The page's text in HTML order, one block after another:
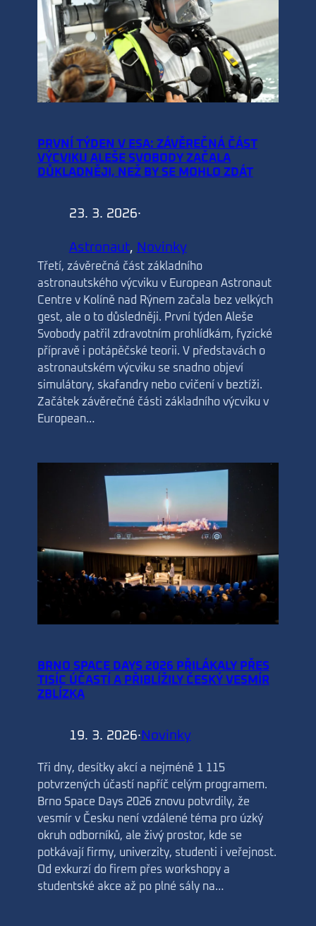
PRVNÍ TÝDEN V ESA: ZÁVĚREČNÁ ČÁST
VÝCVIKU ALEŠE SVOBODY ZAČALA
DŮKLADNĚJI, NEŽ BY SE MOHLO ZDÁT
23. 3. 2026·
Astronaut, Novinky
Třetí, závěrečná část základního
astronautského výcviku v European Astronaut
Centre v Kolíně nad Rýnem začala bez velkých
gest, ale o to důsledněji. První týden Aleše
Svobody patřil zdravotním prohlídkám, fyzické
přípravě i potápěčské teorii. V představách o
astronautském výcviku se snadno objeví
simulátory, skafandry nebo cvičení v beztíži.
Začátek závěrečné části základního výcviku v
European…
BRNO SPACE DAYS 2026 PŘILÁKALY PŘES
TISÍC ÚČASTÍ A PŘIBLÍŽILY ČESKÝ VESMÍR
ZBLÍZKA
19. 3. 2026· Novinky
Tři dny, desítky akcí a nejméně 1 115
potvrzených účastí napříč celým programem.
Brno Space Days 2026 znovu potvrdily, že
vesmír v Česku není vzdálené téma pro úzký
okruh odborníků, ale živý prostor, kde se
potkávají firmy, univerzity, studenti i veřejnost.
Od exkurzí do firem přes workshopy a
studentské akce až po plné sály na…